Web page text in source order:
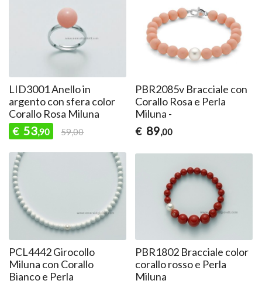
LID3001 Anello in
argento con sfera color
Corallo Rosa Miluna
€ 53,90 59,00
PBR2085v Bracciale con
Corallo Rosa e Perla
Miluna -
€ 89,00
PCL4442 Girocollo
Miluna con Corallo
Bianco e Perla
PBR1802 Bracciale color
corallo rosso e Perla
Miluna